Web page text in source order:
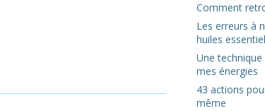
Comment
Les erreurs à
huiles
Une
mes énergies
43 actions
même